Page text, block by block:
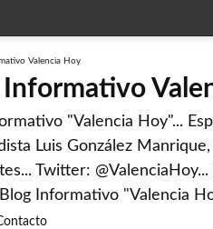
Informativo
"Valencia Hoy"...
Luis González
Twitter:
Blog Informativo "Valencia